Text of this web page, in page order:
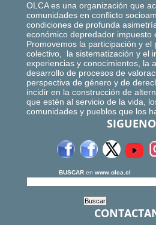
OLCA es una organización que
comunidades en conflicto
condiciones de profunda
económico depredador impuesto
Promovemos la participación y el
colectivo, la sistematización y el
experiencias y conocimientos, la
desarrollo de procesos de
perspectiva de género y de
incidir en la construcción de
que estén al servicio de la vida,
comunidades y pueblos que los
BUSCAR en www.olca.cl